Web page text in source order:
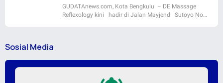
GUDATAnews.com, Kota Bengkulu – DE Massage
Reflexology kini hadir di Jalan Mayjend Sutoyo No…
Sosial Media